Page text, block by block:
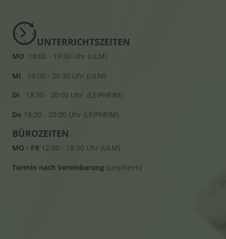
UNTERRICHTSZEITEN
MO 18:00 - 19:30 Uhr (ULM)
MI 19:00 - 20:30 Uhr (ULM)
DI 18:30 - 20:00 Uhr (LEIPHEIM)
Do 18:30 - 20:00 Uhr (LEIPHEIM)
BÜROZEITEN
MO - FR 12:00 - 18:00 Uhr (ULM)
Termin nach Vereinbarung (Leipheim)